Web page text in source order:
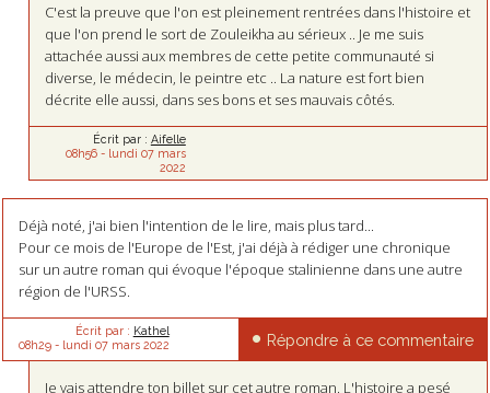
C'est la preuve que l'on est pleinement rentrées dans l'histoire et
que l'on prend le sort de Zouleikha au sérieux .. Je me suis
attachée aussi aux membres de cette petite communauté si
diverse, le médecin, le peintre etc .. La nature est fort bien
décrite elle aussi, dans ses bons et ses mauvais côtés.
Écrit par : Aifelle
08h56- lundi 07 mars
2022
Déjà noté, j'ai bien l'intention de le lire, mais plus tard...
Pour ce mois de l'Europe de l'Est, j'ai déjà à rédiger une chronique
sur un autre roman qui évoque l'époque stalinienne dans une autre
région de l'URSS.
Écrit par : Kathel
08h29- lundi 07 mars 2022 Répondre à ce commentaire
Je vais attendre ton billet sur cet autre roman. L'histoire a pesé